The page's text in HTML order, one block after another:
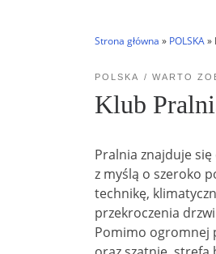
Strona główna » POLSKA»
POLSKA WARTO
Klub
Pralnia znajduje
z myślą o szeroko
technikę,
przekroczenia
Pomimo ogromnej